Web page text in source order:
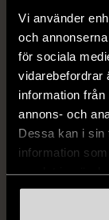
Vi använder
och
för sociala
vidarebefordrar
information
annons- och
Dessa kan i sin
information
FRÅN
Hitta